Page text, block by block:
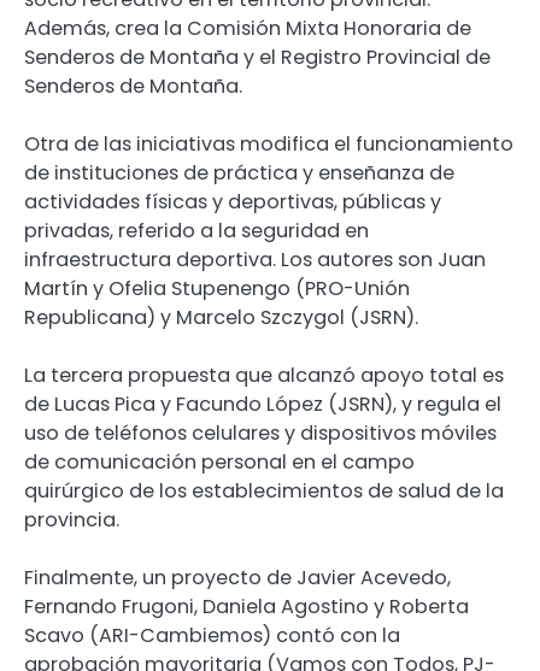
Además, crea la Comisión Mixta Honoraria de
Senderos de Montaña y el Registro Provincial de
Senderos de Montaña.
Otra de las iniciativas modifica el funcionamiento
de instituciones de práctica y enseñanza de
actividades físicas y deportivas, públicas y
privadas, referido a la seguridad en
infraestructura deportiva. Los autores son Juan
Martín y Ofelia Stupenengo (PRO-Unión
Republicana) y Marcelo Szczygol (JSRN).
La tercera propuesta que alcanzó apoyo total es
de Lucas Pica y Facundo López (JSRN), y regula el
uso de teléfonos celulares y dispositivos móviles
de comunicación personal en el campo
quirúrgico de los establecimientos de salud de la
provincia.
Finalmente, un proyecto de Javier Acevedo,
Fernando Frugoni, Daniela Agostino y Roberta
Scavo (ARI-Cambiemos) contó con la
aprobación mayoritaria (Vamos con Todos, PJ-